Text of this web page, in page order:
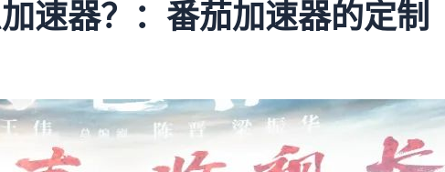
速器？：番茄加速器的定制